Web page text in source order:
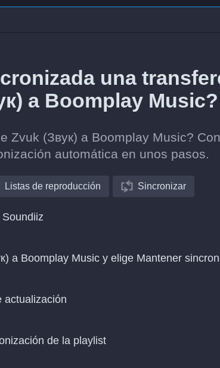
una
a Boomplay Music?
Zvuk (Звук) a Boomplay Music?
automática en unos pasos.
Listas de reproducción Sincronizar
a Boomplay Music y elige Mantener
actualización
de la playlist